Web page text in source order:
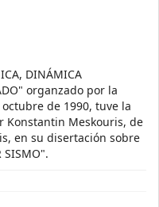
DINÁMICA
organzado por la
de 1990, tuve la
Konstantin Meskouris, de
en su disertación sobre
SISMO".